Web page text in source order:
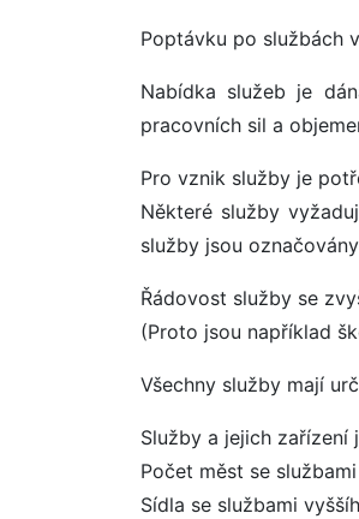
Poptávku po službách
Nabídka služeb je
pracovních sil a
Pro vznik služby je
Některé služby
služby jsou
Řádovost služby se
(Proto jsou například
Všechny služby mají
Služby a jejich zařízení
Počet měst se
Sídla se službami